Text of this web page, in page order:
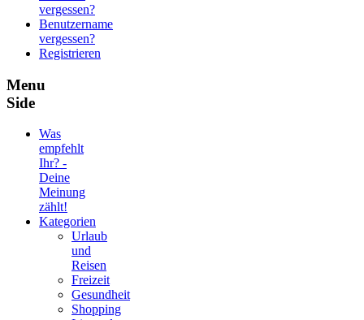
vergessen?
Benutzername
vergessen?
Registrieren
Menu
Side
Was
empfehlt
Ihr? -
Deine
Meinung
zählt!
Kategorien
Urlaub
und
Reisen
Freizeit
Gesundheit
Shopping